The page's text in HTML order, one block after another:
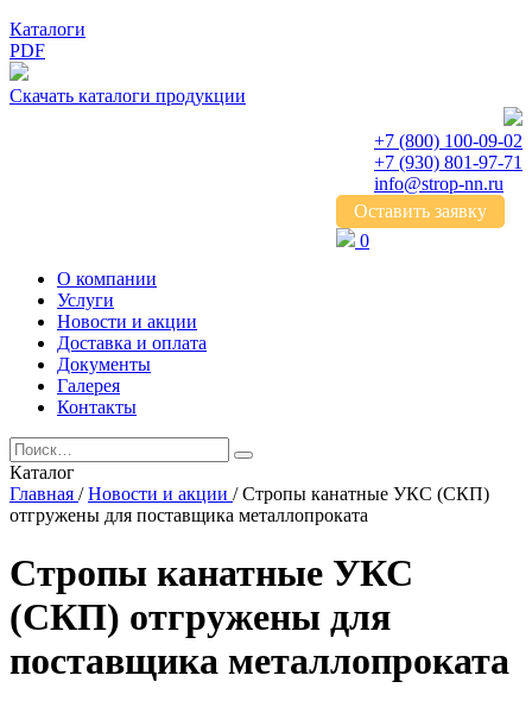
Каталоги
PDF
Скачать каталоги продукции
+7 (800) 100-09-02
+7 (930) 801-97-71
info@strop-nn.ru
Оставить заявку
0
О компании
Услуги
Новости и акции
Доставка и оплата
Документы
Галерея
Контакты
Каталог
Главная / Новости и акции / Стропы канатные УКС (СКП)
отгружены для поставщика металлопроката
Стропы канатные УКС
(СКП) отгружены для
поставщика металлопроката